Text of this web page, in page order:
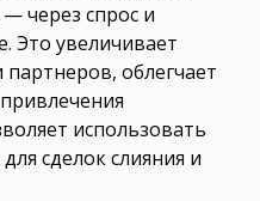
через спрос и
Это увеличивает
облегчает
использовать
сделок слияния и